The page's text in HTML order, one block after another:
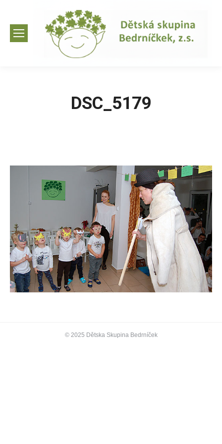
DSC_5179
© 2025 Dětska Skupina Bedrníček